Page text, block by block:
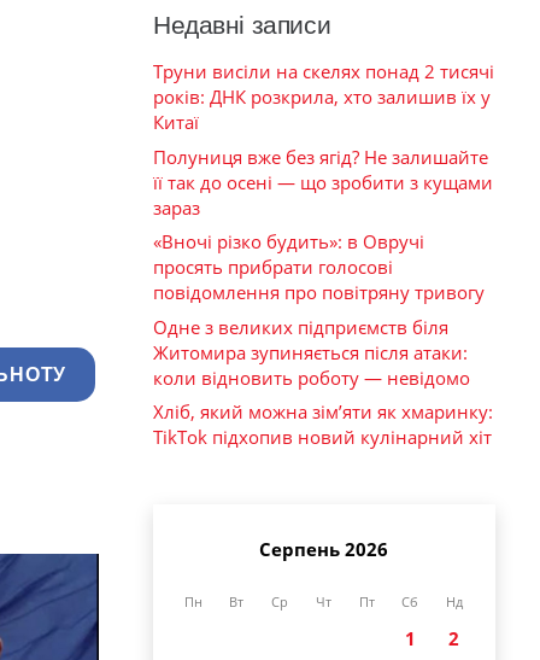
Недавні записи
Труни висіли на скелях понад 2 тисячі
років: ДНК розкрила, хто залишив їх у
Китаї
Полуниця вже без ягід? Не залишайте
її так до осені — що зробити з кущами
зараз
«Вночі різко будить»: в Овручі
просять прибрати голосові
повідомлення про повітряну тривогу
Одне з великих підприємств біля
Житомира зупиняється після атаки:
коли відновить роботу — невідомо
Хліб, який можна зім’яти як хмаринку:
TikTok підхопив новий кулінарний хіт
Серпень 2026
Пн Вт Ср Чт Пт Сб Нд
1
2